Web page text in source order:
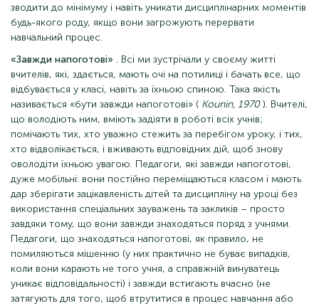
зводити до мінімуму і навіть уникати дисциплінарних моментів
будь-якого роду, якщо вони загрожують перервати
навчальний процес.
«Завжди напоготові» . Всі ми зустрічали у своєму житті
вчителів, які, здається, мають очі на потилиці і бачать все, що
відбувається у класі, навіть за їхньою спиною. Така якість
називається «бути завжди напоготові» ( Kounin, 1970). Вчителі,
що володіють ним, вміють задіяти в роботі всіх учнів;
помічають тих, хто уважно стежить за перебігом уроку, і тих,
хто відволікається, і вживають відповідних дій, щоб знову
оволодіти їхньою увагою. Педагоги, які завжди напоготові,
дуже мобільні: вони постійно переміщаються класом і мають
дар зберігати зацікавленість дітей та дисципліну на уроці без
використання спеціальних зауважень та закликів – просто
завдяки тому, що вони завжди знаходяться поряд з учнями.
Педагоги, що знаходяться напоготові, як правило, не
помиляються мішенню (у них практично не буває випадків,
коли вони карають не того учня, а справжній винуватець
уникає відповідальності) і завжди встигають вчасно (не
затягують для того, щоб втрутитися в процес навчання або